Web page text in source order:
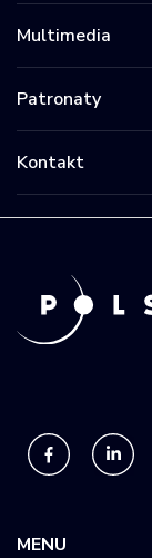
Multimedia
Patronaty
Kontakt
MENU